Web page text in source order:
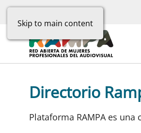
Skip to main content
Directorio
Plataforma RAMPA es una